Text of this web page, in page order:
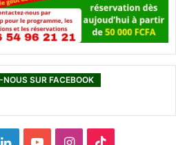
SUR FACEBOOK
L
I